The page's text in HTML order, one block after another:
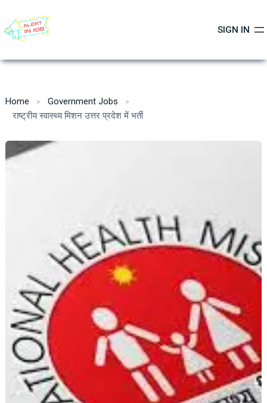
content
SIGN IN
Home
Government Jobs
राष्ट्रीय स्वास्थ्य मिशन उत्तर प्रदेश में भर्ती